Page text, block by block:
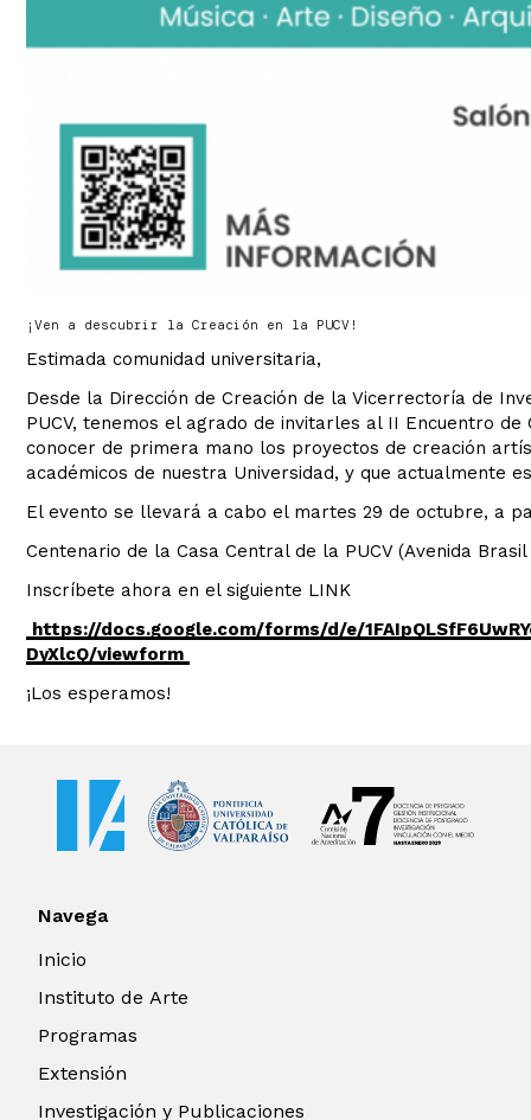
¡Ven a descubrir la Creación en la PUCV!
Estimada comunidad universitaria,
Desde la Dirección de Creación de la Vicerrectoría de
PUCV, tenemos el agrado de invitarles al II Encuentro
conocer de primera mano los proyectos de creación
académicos de nuestra Universidad, y que actualmente
El evento se llevará a cabo el martes 29 de octubre, a
Centenario de la Casa Central de la PUCV (Avenida
Inscríbete ahora en el siguiente LINK
https://docs.google.com/forms/d/e/
DyXlcQ/viewform
¡Los esperamos!
Navega
Inicio
Instituto de Arte
Programas
Extensión
Investigación y Publicaciones